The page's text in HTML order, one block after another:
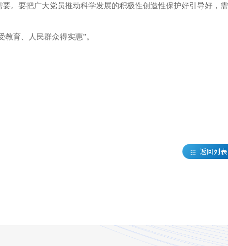
。要把广大党员推动科学发展的积极性创造性保护好引导好，需
育、人民群众得实惠”。
 返回列表